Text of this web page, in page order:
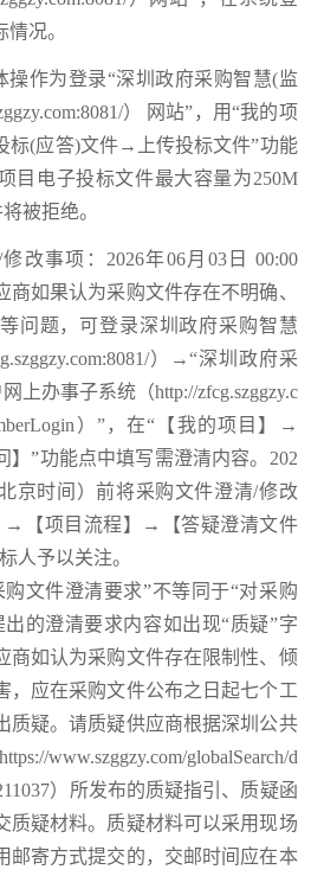
况。
操作为登录“深圳政府采购智慧(监
） 网站”，用“我的项
(应答)文件→上传投标文件”功能
目电子投标文件最大容量为250M
被拒绝。
改事项：2026年06月03日 00:00
商如果认为采购文件存在不明确、
问题，可登录深圳政府采购智慧
）→“深圳政府采
上办事子系统（http://zfcg.szggzy.c
）”，在“【我的项目】→
】”功能点中填写需澄清内容。202
京时间）前将采购文件澄清/修改
→【项目流程】→【答疑澄清文件
人予以关注。
购文件澄清要求”不等同于“对采购
的澄清要求内容如出现“质疑”字
商如认为采购文件存在限制性、倾
，应在采购文件公布之日起七个工
质疑。请质疑供应商根据深圳公共
www.szggzy.com/globalSearch/d
）所发布的质疑指引、质疑函
质疑材料。质疑材料可以采用现场
邮寄方式提交的，交邮时间应在本